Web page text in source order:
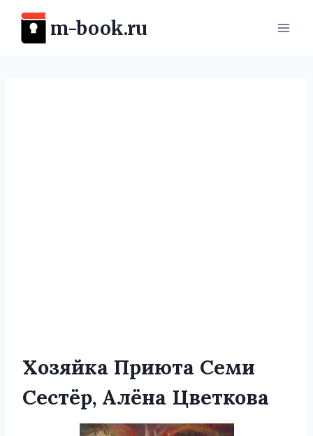
Перейти
содержимому
m-book.ru
Хозяйка Приюта Семи
Сестёр, Алёна Цветкова